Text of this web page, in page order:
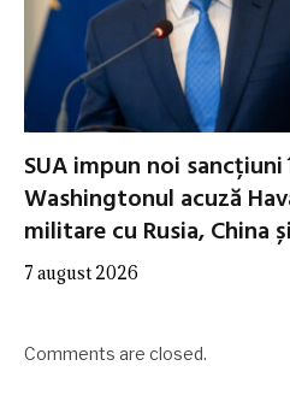
SUA impun noi
Washingtonul acuză
militare cu Rusia, China
7 august 2026
Comments are closed.